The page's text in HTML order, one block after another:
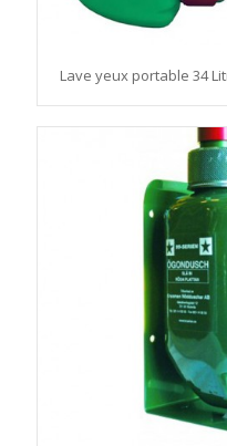
Lave yeux portable 34